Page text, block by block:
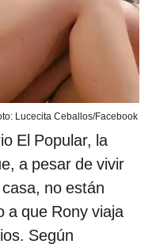
Lucecita Ceballos/Facebook
El Popular, la
a pesar de vivir
no están
a que Rony viaja
Según